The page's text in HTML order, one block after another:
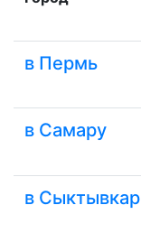
в Пермь
в Самару
в Сыктывкар